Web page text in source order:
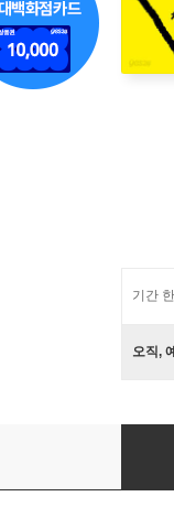
기간
오직,
안녕